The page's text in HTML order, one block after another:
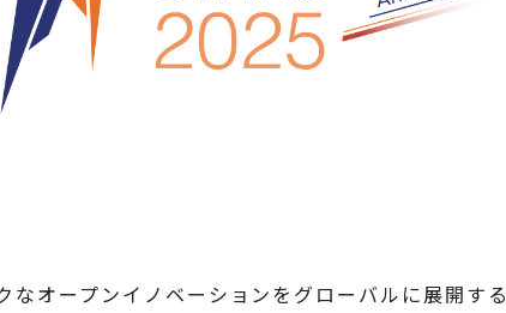
オープンイノベーションをグローバルに展開する